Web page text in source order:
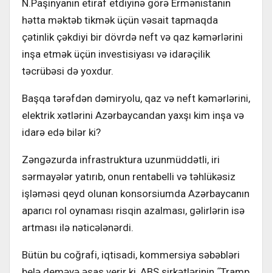
N.Paşinyanın etiraf etdiyinə görə Ermənistanın
hətta məktəb tikmək üçün vəsait tapmaqda
çətinlik çəkdiyi bir dövrdə neft və qaz kəmərlərini
inşa etmək üçün investisiyası və idarəçilik
təcrübəsi də yoxdur.
Başqa tərəfdən dəmiryolu, qaz və neft kəmərlərini,
elektrik xətlərini Azərbaycandan yaxşı kim inşa və
idarə edə bilər ki?
Zəngəzurda infrastruktura uzunmüddətli, iri
sərmayələr yatırıb, onun rentabelli və təhlükəsiz
işləməsi qeyd olunan konsorsiumda Azərbaycanın
aparıcı rol oynaması risqin azalması, gəlirlərin isə
artması ilə nəticələnərdi.
Bütün bu coğrafi, iqtisadi, kommersiya səbəbləri